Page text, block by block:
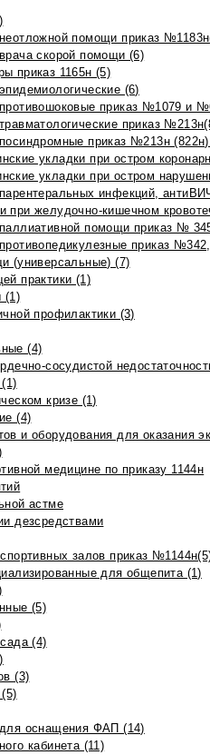
помощи приказ
скорой помощи (6)
приказ 1165н (5)
(6)
приказ №1079 и
приказ
приказ №213н
укладки при остром
укладки при остром
инфекций,
при желудочно-кишечном
помощи приказ №
приказ
(универсальные) (7)
практики (1)
(1)
профилактики (3)
(4)
сосудистой
кризе (1)
(4)
и оборудования для оказания
медицине по приказу 1144н
астме
дезсредствами
залов приказ
для общепита (1)
(5)
(4)
(3)
оснащения ФАП (14)
кабинета (11)